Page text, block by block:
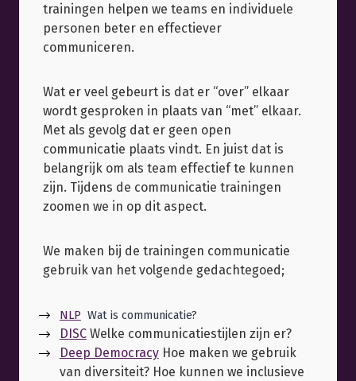
trainingen helpen we teams en individuele
personen beter en effectiever
communiceren.
Wat er veel gebeurt is dat er “over” elkaar
wordt gesproken in plaats van “met” elkaar.
Met als gevolg dat er geen open
communicatie plaats vindt. En juist dat is
belangrijk om als team effectief te kunnen
zijn. Tijdens de communicatie trainingen
zoomen we in op dit aspect.
We maken bij de trainingen communicatie
gebruik van het volgende gedachtegoed;
NLP Wat is communicatie?
DISCWelke communicatiestijlen zijn er?
Deep DemocracyHoe maken we gebruik
van diversiteit? Hoe kunnen we inclusieve